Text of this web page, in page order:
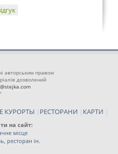
авторським правом
дозволений
КУРОРТЫ | РЕСТОРАНИ | КАРТИ |
на сайт:
місце
ресторан ін.